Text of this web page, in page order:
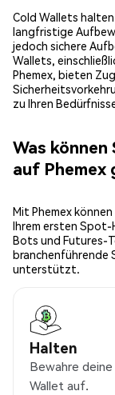
Cold Wallets
langfristige
jedoch sichere
Wallets,
Phemex, bieten
zu Ihren
Was können
auf Phemex
Mit Phemex
Ihrem ersten
Bots und Futures-
branchenführende
unterstützt.
Halten
Bewahre
Wallet auf.